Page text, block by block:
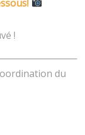
!
du